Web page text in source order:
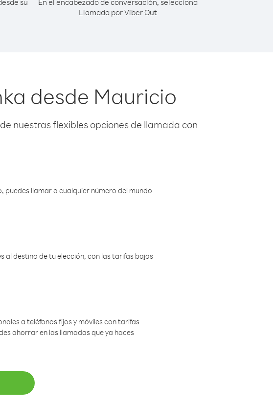
su
En el encabezado de conversación, selecciona
Llamada por Viber Out
desde Mauricio
nuestras flexibles opciones de llamada con
puedes llamar a cualquier número del mundo
al destino de tu elección, con las tarifas bajas
a teléfonos fijos y móviles con tarifas
ahorrar en las llamadas que ya haces